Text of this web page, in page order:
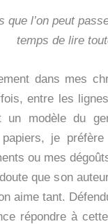
l’on peut
temps de lire
dans mes
entre les
un modèle du
je
ou mes
que son
aime tant.
répondre à